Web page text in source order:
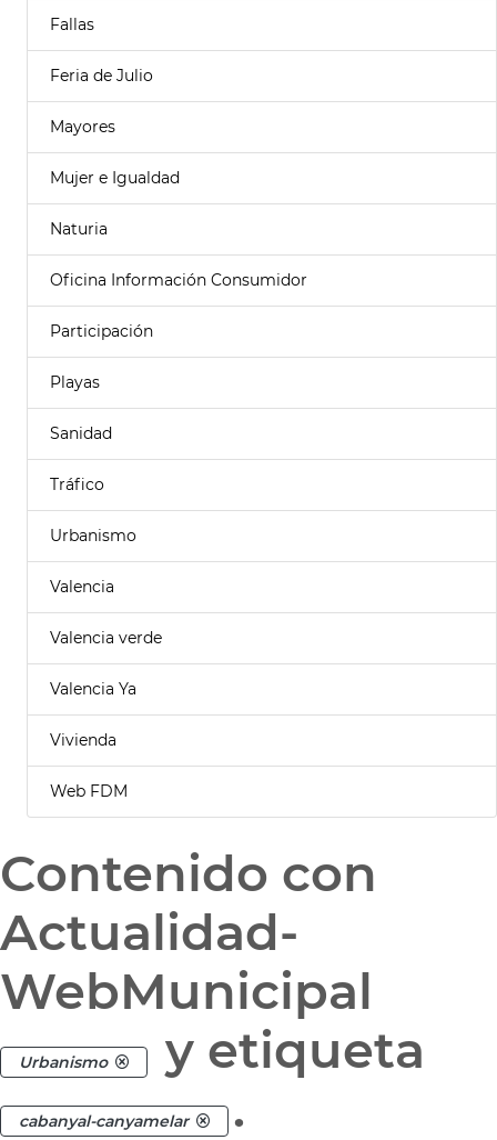
Fallas
Feria de Julio
Mayores
Mujer e Igualdad
Naturia
Oficina Información Consumidor
Participación
Playas
Sanidad
Tráfico
Urbanismo
Valencia
Valencia verde
Valencia Ya
Vivienda
Web FDM
Contenido con
Actualidad-
WebMunicipal
Urbanismo y etiqueta
cabanyal-canyamelar .